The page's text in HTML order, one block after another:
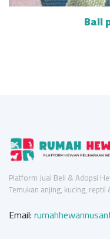
Ball
Platform Jual Beli & Adopsi
Temukan anjing, kucing,
Email: